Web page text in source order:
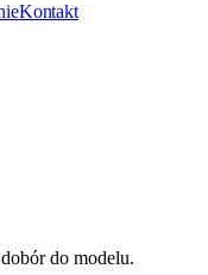
Kontakt
do modelu.